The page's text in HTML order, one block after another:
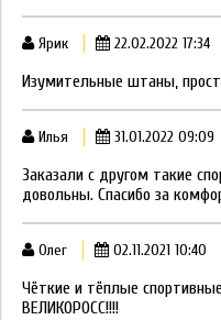
Ярик 22.02.2022 17:34
Изумительные штаны,
Илья 31.01.2022 09:09
Заказали с другом такие
довольны. Спасибо за
Олег 02.11.2021 10:40
Чёткие и тёплые
ВЕЛИКОРОСС!!!!